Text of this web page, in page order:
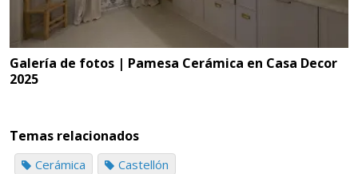
Galería de fotos | Pamesa Cerámica en Casa Decor
2025
Temas relacionados
Cerámica
Castellón